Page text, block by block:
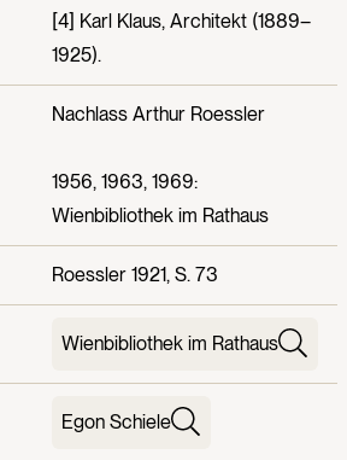
[4] Karl Klaus, Architekt (1889–
1925).
Nachlass Arthur Roessler
1956, 1963, 1969:
Wienbibliothek im Rathaus
Roessler 1921, S. 73
Wienbibliothek im Rathaus
Egon Schiele